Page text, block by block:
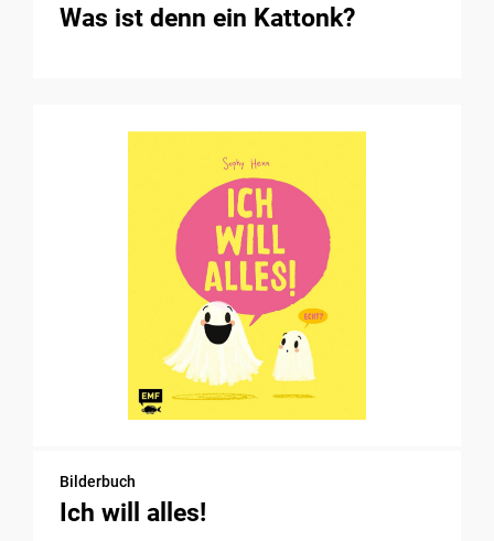
Was ist denn ein Kattonk?
Bilderbuch
Ich will alles!